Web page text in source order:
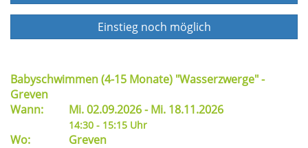
Einstieg noch möglich
Babyschwimmen (4-15 Monate) "Wasserzwerge" -
Greven
Wann:
Mi.02.09.2026 -Mi. 18.11.2026
14:30 - 15:15 Uhr
Wo:
Greven